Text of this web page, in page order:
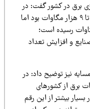
در کشور گفت: در
میزان ناترازی برق حدود ۸ تا ۹ هزار مگاوات بود اما
هزار مگاوات رسیده است؛
تعداد
توضیح داد: در
مگاوات برق از کشورهای
از این رقم